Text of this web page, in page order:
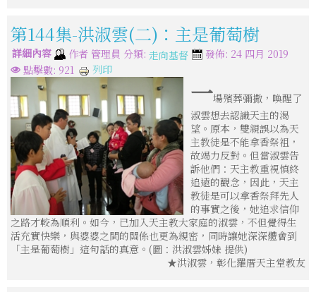
第144集-洪淑雲(二)：主是葡萄樹
詳細內容 作者 管理員 分類: 走向基督
發佈: 24 四月 2019
點擊數: 921
列印
一場殯葬彌撒，喚醒了
淑雲想去認識天主的渴
望。原本，雙親誤以為天
主教徒是不能拿香祭祖，
故竭力反對。但當淑雲告
訴他們：天主教重視慎終
追遠的觀念，因此，天主
教徒是可以拿香祭拜先人
的事實之後，她追求信仰
之路才較為順利。如今，已加入天主教大家庭的淑雲，不但覺得生
活充實快樂，與婆婆之間的關係也更為親密，同時讓她深深體會到
「主是葡萄樹」這句話的真意。(圖：洪淑雲姊妹 提供)
★洪淑雲，彰化羅厝天主堂教友